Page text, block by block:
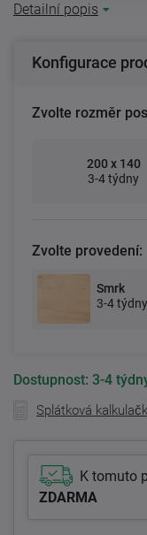
Detailní popis
Konfigurace
Zvolte rozměr
200 x 140
3-4 týdny
Zvolte provedení:
Smrk
3-4 týdny
Dostupnost: 3-4
Splátková
K tomuto
ZDARMA